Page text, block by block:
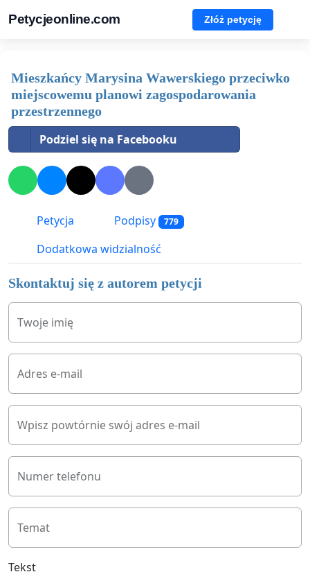
Petycjeonline.com Złóż petycję
Mieszkańcy Marysina Wawerskiego przeciwko
miejscowemu planowi zagospodarowania
przestrzennego
Podziel się na Facebooku
Petycja Podpisy 779
Dodatkowa widzialność
Skontaktuj się z autorem petycji
Twoje imię
Adres e-mail
Wpisz powtórnie swój adres e-mail
Numer telefonu
Temat
Tekst